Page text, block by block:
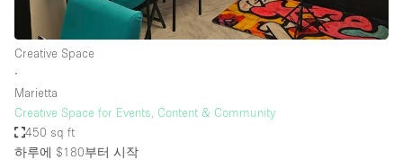
Creative Space
∙
Marietta
Creative Space for Events, Content & Community
450 sq ft
하루에 $180부터 시작